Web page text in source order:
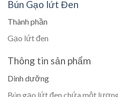
Bún Gạo lứt Đen
Thành phần
Gạo lứt đen
Thông tin sản phẩm
Dinh dưỡng
Bún gạo lứt đen chứa một